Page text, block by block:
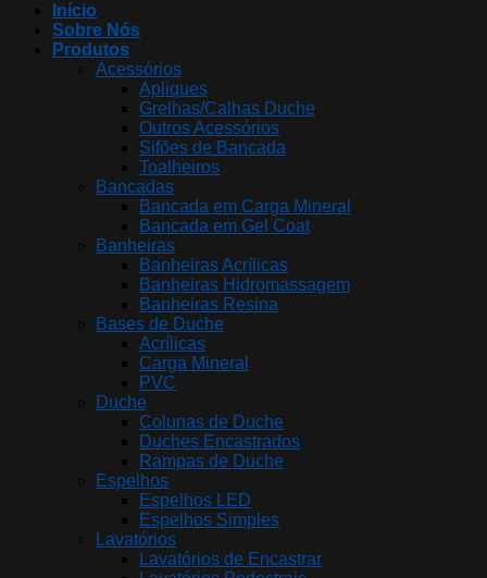
Início
Sobre Nós
Produtos
Acessórios
Apliques
Grelhas/Calhas Duche
Outros Acessórios
Sifões de Bancada
Toalheiros
Bancadas
Bancada em Carga Mineral
Bancada em Gel Coat
Banheiras
Banheiras Acrílicas
Banheiras Hidromassagem
Banheiras Resina
Bases de Duche
Acrílicas
Carga Mineral
PVC
Duche
Colunas de Duche
Duches Encastrados
Rampas de Duche
Espelhos
Espelhos LED
Espelhos Simples
Lavatórios
Lavatórios de Encastrar